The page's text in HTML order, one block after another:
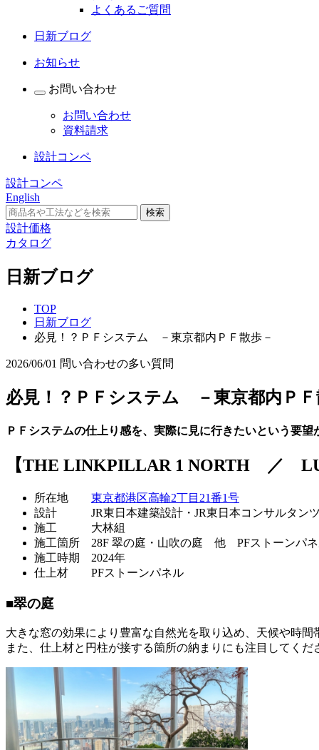
よくあるご質問
日新ブログ
お知らせ
お問い合わせ
お問い合わせ
資料請求
設計コンペ
設計コンペ
English
設計価格
カタログ
日新ブログ
TOP
日新ブログ
必見！？ＰＦシステム －東京都内ＰＦ散歩－
2026/06/01 問い合わせの多い質問
必見！？ＰＦシステム －東京都内ＰＦ
ＰＦシステムの仕上り感を、実際に見に行きたいという要
【THE LINKPILLAR 1 NORTH ／
所在地 東京都港区高輪2丁目21番1号
設計 JR東日本建築設計・JR東日本コンサルタンツ
施工 大林組
施工箇所 28F 翠の庭・山吹の庭 他 PFストーンパ
施工時期 2024年
仕上材 PFストーンパネル
■翠の庭
大きな窓の効果により豊富な自然光を取り込め、天候や時
また、仕上材と円柱が接する箇所の納まりにも注目してくだ